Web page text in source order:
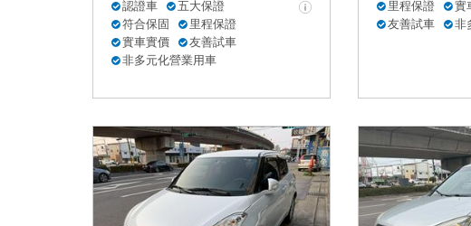
認證車
五大保證
符合保固
里程保證
實車實價
友善試車
非多元化營業用車
里程保證
實
友善試車
非